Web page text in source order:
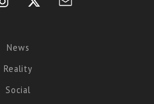
News
Reality
Social